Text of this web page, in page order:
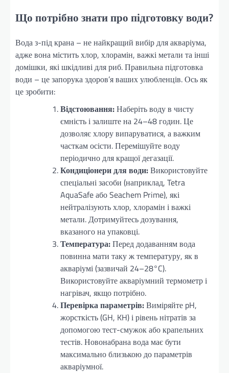
Що потрібно знати про підготовку води?
Вода з-під крана – не найкращий вибір для акваріума,
адже вона містить хлор, хлорамін, важкі метали та інші
домішки, які шкідливі для риб. Правильна підготовка
води – це запорука здоров’я ваших улюбленців. Ось як
це зробити:
Відстоювання:Наберіть воду в чисту
ємність і залиште на 24–48 годин. Це
дозволяє хлору випаруватися, а важким
часткам осісти. Перемішуйте воду
періодично для кращої дегазації.
Кондиціонери для води:Використовуйте
спеціальні засоби (наприклад, Tetra
AquaSafe або Seachem Prime), які
нейтралізують хлор, хлорамін і важкі
метали. Дотримуйтесь дозування,
вказаного на упаковці.
Температура:Перед додаванням вода
повинна мати таку ж температуру, як в
акваріумі (зазвичай 24–28°C).
Використовуйте акваріумний термометр і
нагрівач, якщо потрібно.
Перевірка параметрів:Виміряйте pH,
жорсткість (GH, KH) і рівень нітратів за
допомогою тест-смужок або крапельних
тестів. Новонабрана вода має бути
максимально близькою до параметрів
акваріумної.